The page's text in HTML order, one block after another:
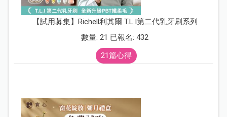
【試用募集】Richell利其爾 T.L.I第二代乳牙刷系列
數量: 21 已報名: 432
21篇心得